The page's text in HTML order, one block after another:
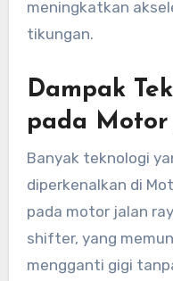
meningkatkan
tikungan.
Dampak
pada Motor
Banyak teknologi
diperkenalkan di
pada motor jalan
shifter, yang
mengganti gigi